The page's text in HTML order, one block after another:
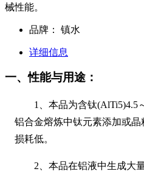
械性能。
品牌： 镇水
详细信息
一、性能与用途：
1 、本品为含钛(AlTi5)4.5
铝合金熔炼中钛元素添加或
损耗低。
2 、本品在铝液中生成大